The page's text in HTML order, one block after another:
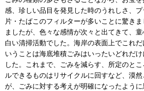
感、珍しい品目を発見した時のうれしさ、
片・たばこのフィルターが多いことに驚き
ましたが、色々な感情が次々と出てきて、
白い清掃活動でした。海岸の表面上でこれ
いうことは海底堆積ごみはいったいどれだ
した。これまで、ごみを減らす、所定のと
ルできるものはリサイクルに回すなど、漠
が、ごみに対する考えが明確になったよう